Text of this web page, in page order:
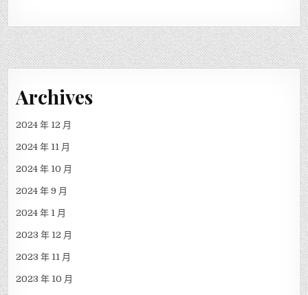
Archives
2024 年 12 月
2024 年 11 月
2024 年 10 月
2024 年 9 月
2024 年 1 月
2023 年 12 月
2023 年 11 月
2023 年 10 月